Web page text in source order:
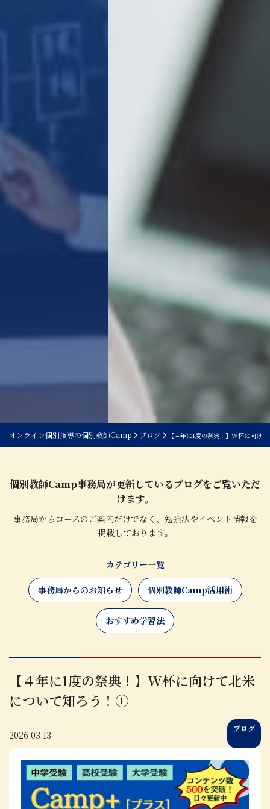
オンライン個別指導の個別教師Camp ブログ 【４年に1度の祭典！】W杯に向け
個別教師Camp事務局が更新しているブログをご覧いただ
けます。
事務局からコースのご案内だけでなく、勉強法やイベント情報を
掲載しております。
カテゴリー一覧
事務局からのお知らせ 個別教師Camp活用術
おすすめ学習法
【４年に1度の祭典！】W杯に向けて北米
について知ろう！①
2026.03.13
ブログ